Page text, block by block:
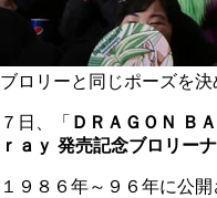
ブロリーと同じポーズを決
７日、「 ＤＲＡＧＯＮ Ｂ
ｒａｙ 発売記念ブロリー
１９８６年～９６年に公